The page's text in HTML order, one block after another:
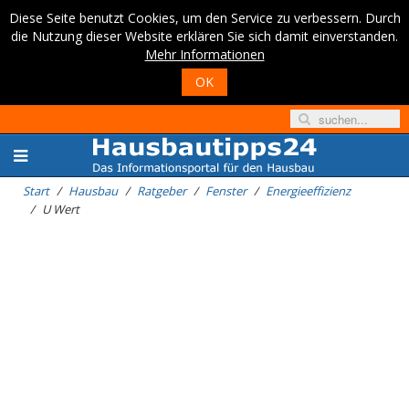
Diese Seite benutzt Cookies, um den Service zu verbessern. Durch
die Nutzung dieser Website erklären Sie sich damit einverstanden.
Mehr Informationen
OK
Start Hausbau Ratgeber Fenster
Energieeffizienz
U Wert